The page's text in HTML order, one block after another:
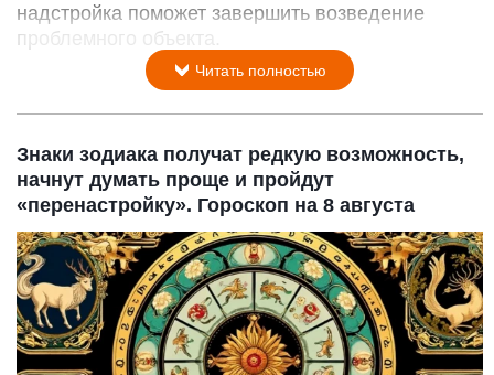
надстройка поможет завершить возведение
проблемного объекта.
Читать полностью
Знаки зодиака получат редкую возможность,
начнут думать проще и пройдут
«перенастройку». Гороскоп на 8 августа